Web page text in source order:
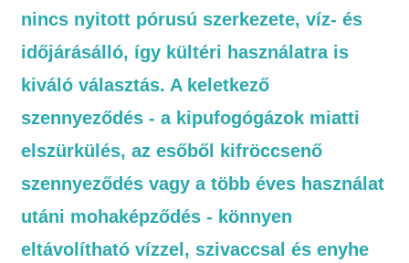
nincs nyitott pórusú szerkezete, víz- és
időjárásálló, így kültéri használatra is
kiváló választás. A keletkező
szennyeződés - a kipufogógázok miatti
elszürkülés, az esőből kifröccsenő
szennyeződés vagy a több éves használat
utáni mohaképződés - könnyen
eltávolítható vízzel, szivaccsal és enyhe